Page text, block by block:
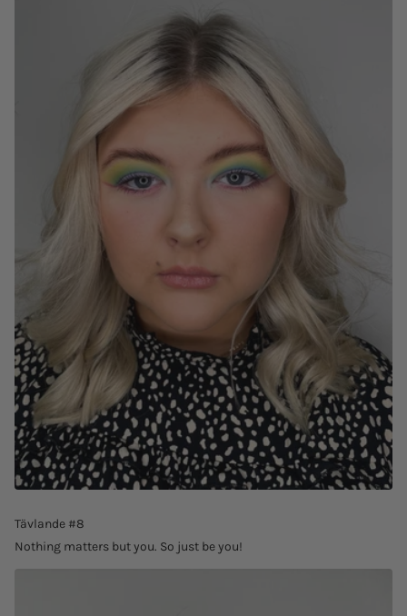
Tävlande #8
Nothing matters but you. So just be you!